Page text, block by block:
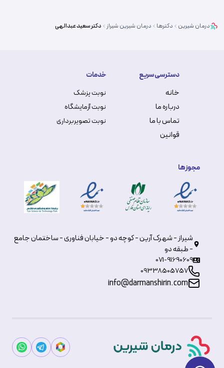
درمان شیرین دکترها درمان شیرین شیراز دکترسعید عبدالهی
دسترسی سریع
خانه
درباره ما
تماس با ما
قوانین
خدمات
نوبت پزشک
نوبت آزمایشگاه
نوبت تصویربرداری
مجوزها
شیراز - شهرک آرین - کوچه دو - خیابان فناوری - ساختمان جامع
- طبقه دو
071-91690609
09338505757
info@darmanshirin.com